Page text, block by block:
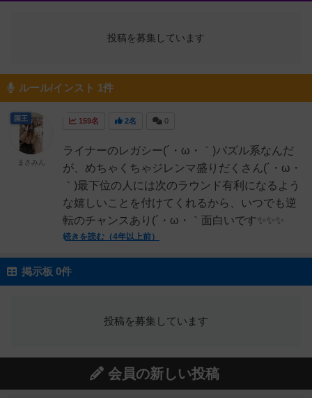
投稿を募集しています
ルール/インスト 1件
159名 2名 0
ライナーのレガシー(´・ω・｀)パズル系なんだ
が、めちゃくちゃジレンマ盛りだくさん(´・ω・
｀)最下位の人には次のラウンド有利になるよう
な嬉しいことを付けてくれるから、いつでも逆
転のチャンスあり(´・ω・｀面白いです✨✨✨
続きを読む（4年以上前）
国王
まさみん
掲示板 0件
投稿を募集しています
会員の新しい投稿